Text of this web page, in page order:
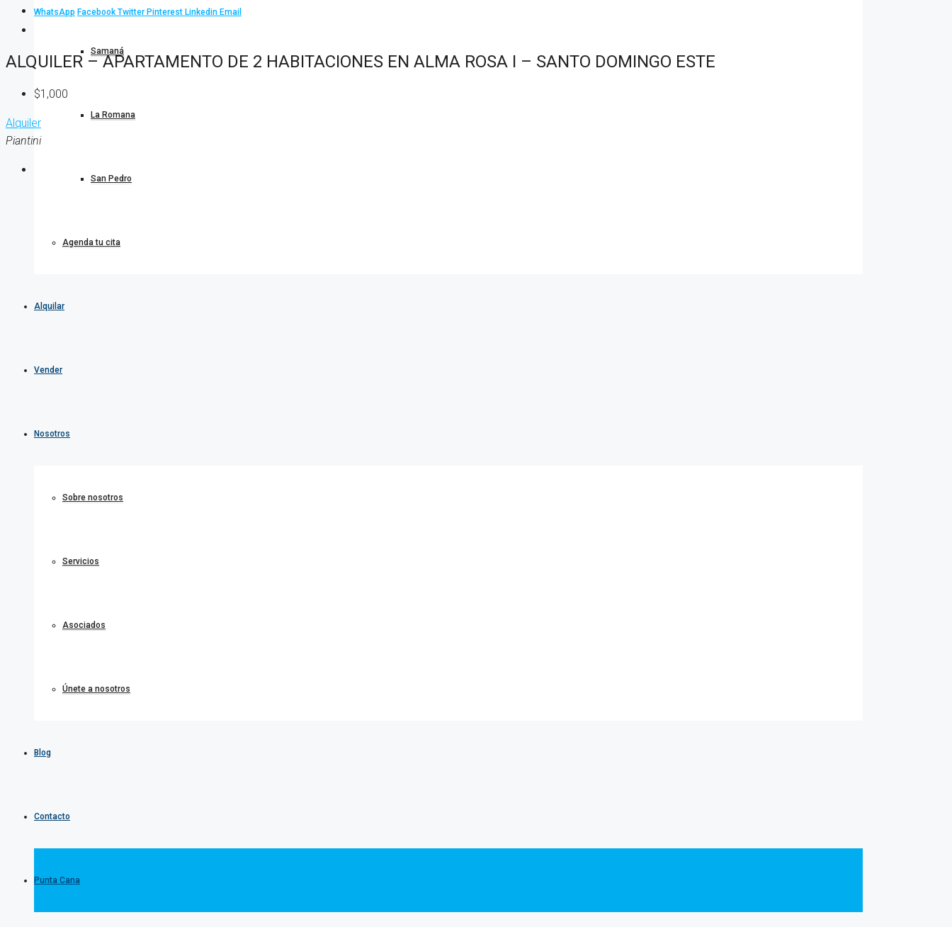
Samaná
La Romana
San Pedro
Agenda tu cita
Alquilar
Vender
Nosotros
Sobre nosotros
Servicios
Asociados
Únete a nosotros
Blog
Contacto
Punta Cana
WhatsApp Facebook Twitter Pinterest Linkedin Email
ALQUILER – APARTAMENTO DE 2 HABITACIONES EN ALMA ROSA I – SANTO DOMINGO ESTE
$1,000
Alquiler
Piantini